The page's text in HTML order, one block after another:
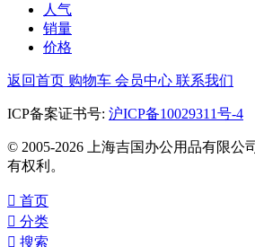
人气
销量
价格
返回首页 购物车 会员中心 联系我们
ICP备案证书号: 沪ICP备10029311号-4
© 2005-2026 上海吉国办公用品有限公
有权利。
 首页
 分类
 搜索